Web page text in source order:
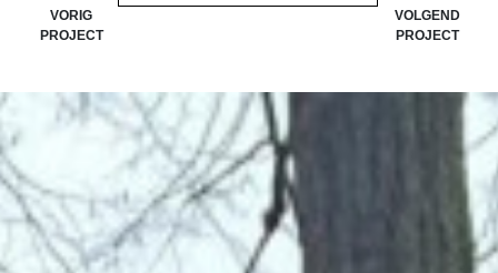
VORIG
PROJECT
VOLGEND
PROJECT